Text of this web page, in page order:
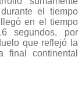
el tiempo
en el tiempo
segundos, por
que reflejó la
final continental